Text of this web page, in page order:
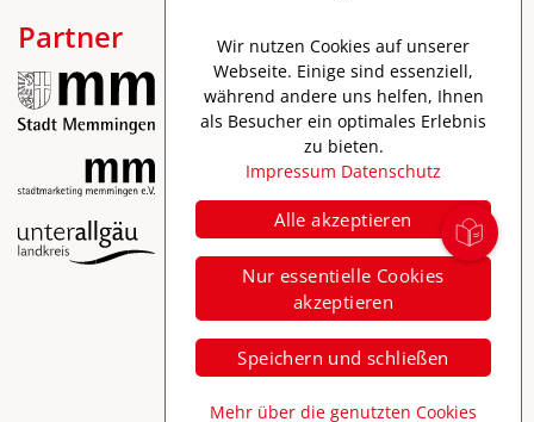
Partner
Impressum
Datenschutz
Barrierefreiheit
Wir nutzen Cookies auf unserer
Webseite. Einige sind essenziell,
während andere uns helfen, Ihnen
als Besucher ein optimales Erlebnis
zu bieten.
Impressum Datenschutz
Alle akzeptieren
Nur essentielle Cookies
akzeptieren
Speichern und schließen
Mehr über die genutzten Cookies